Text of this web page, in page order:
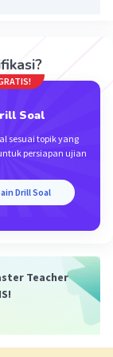
Soal
sesuai topik yang
persiapan ujian
Drill Soal
Teacher